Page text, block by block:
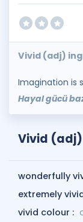
İngilizce
Vivid (adj)
Imagination is
Hayal gücü
Vivid
wonderfully
extremely
vivid colour :